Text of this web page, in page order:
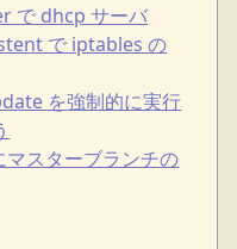
で dhcp サーバ
で iptables の
を強制的に実行
スターブランチの